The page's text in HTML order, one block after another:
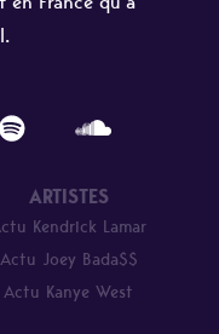
ARTISTES
Kendrick Lamar
Actu Joey Bada$$
Actu Kanye West